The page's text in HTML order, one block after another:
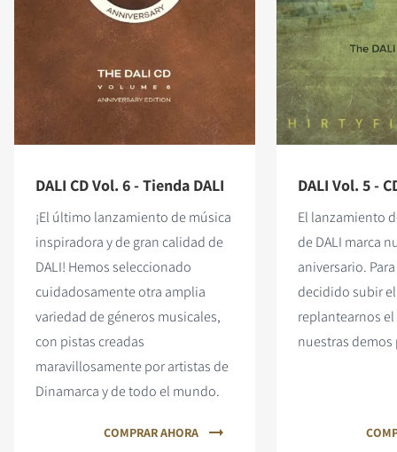
DALI CD Vol. 6 - Tienda DALI
¡El último lanzamiento de música
inspiradora y de gran calidad de
DALI! Hemos seleccionado
cuidadosamente otra amplia
variedad de géneros musicales,
con pistas creadas
maravillosamente por artistas de
Dinamarca y de todo el mundo.
COMPRAR AHORA
DALI Vol. 5 -
El lanzamiento
de DALI marca
aniversario.
decidido subir
replantearnos
nuestras